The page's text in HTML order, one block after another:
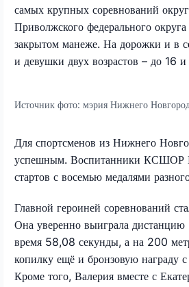
самых крупных соревнований
Приволжского федерального
закрытом манеже. На дорожки и в
и девушки двух возрастов – до 16
Источник фото: мэрия Нижнего
Для спортсменов из Нижнего
успешным. Воспитанники КСШОР
стартов с восемью медалями
Главной героиней соревнований
Она уверенно выиграла дистанцию
время 58,08 секунды, а на 200
копилку ещё и бронзовую награду
Кроме того, Валерия вместе с